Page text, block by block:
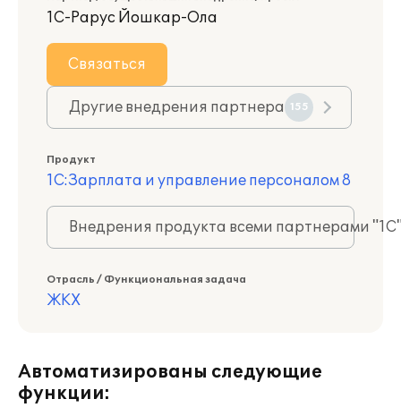
1С-Рарус Йошкар-Ола
Связаться
Другие внедрения партнера 155
Продукт
1С:Зарплата и управление персоналом 8
Внедрения продукта всеми партнерами
Отрасль / Функциональная задача
ЖКХ
Автоматизированы следующие
функции: